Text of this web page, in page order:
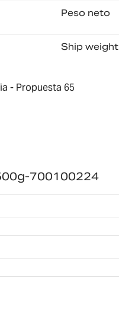
Peso neto
Ship weight
- Propuesta 65
700100224